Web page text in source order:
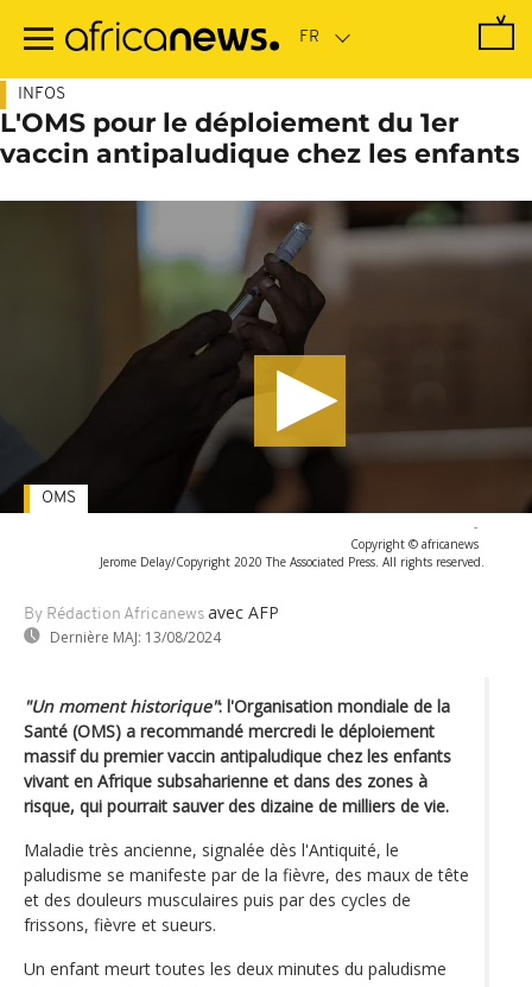
contenu
INFOS
L'OMS pour le déploiement du 1er
vaccin antipaludique chez les enfants
-
Copyright © africanews
Jerome Delay/Copyright 2020 The Associated Press. All rights reserved.
By Rédaction Africanews avec AFP
Dernière MAJ: 13/08/2024
OMS
"Un moment historique": l'Organisation mondiale de la
Santé (OMS) a recommandé mercredi le déploiement
massif du premier vaccin antipaludique chez les enfants
vivant en Afrique subsaharienne et dans des zones à
risque, qui pourrait sauver des dizaine de milliers de vie.
Maladie très ancienne, signalée dès l'Antiquité, le
paludisme se manifeste par de la fièvre, des maux de tête
et des douleurs musculaires puis par des cycles de
frissons, fièvre et sueurs.
Un enfant meurt toutes les deux minutes du paludisme